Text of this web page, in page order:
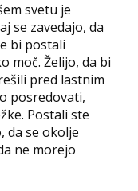
svetu je
se zavedajo, da
bi postali
moč. Želijo, da bi
pred lastnim
posredovati,
Postali ste
da se okolje
ne morejo